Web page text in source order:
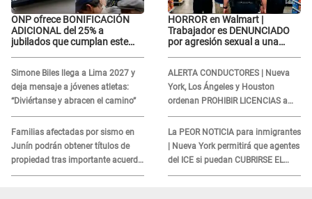
ONP ofrece BONIFICACIÓN
ADICIONAL del 25% a
jubilados que cumplan este
Simone Biles llega a Lima 2027 y
deja mensaje a jóvenes atletas:
“Diviértanse y abracen el camino”
Familias afectadas por sismo en
Junín podrán obtener títulos de
propiedad tras importante acuerdo
de Cofopri
HORROR en Walmart |
Trabajador es DENUNCIADO
por agresión sexual a una
ALERTA CONDUCTORES | Nueva
York, Los Ángeles y Houston
ordenan PROHIBIR LICENCIAS a
quienes no presenten ESTE
DOCUMENTO
La PEOR NOTICIA para inmigrantes
| Nueva York permitirá que agentes
del ICE si puedan CUBRIRSE EL
ROSTRO